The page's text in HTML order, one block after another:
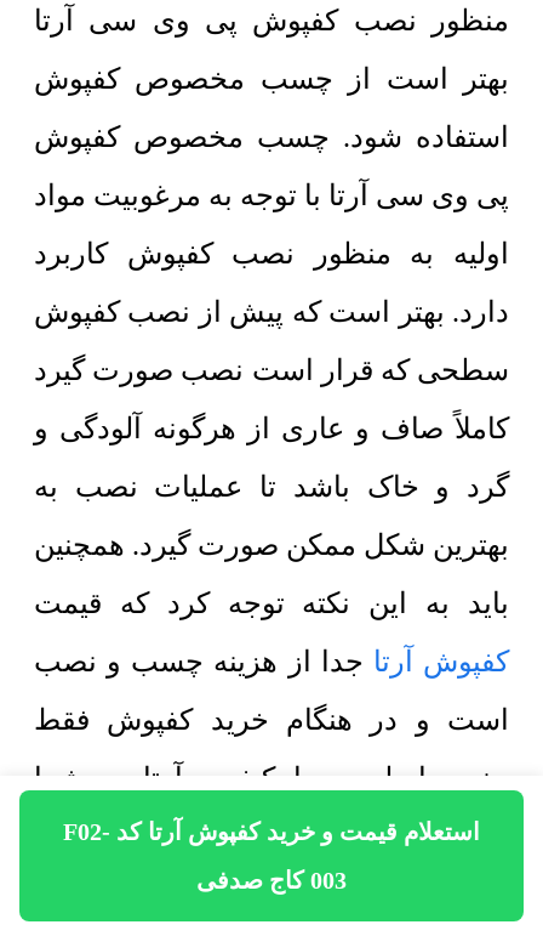
استعلام قیمت و خرید کفپوش آرتا کد F02-
003 کاج صدفی
منظور نصب کفپوش پی وی سی آرتا
بهتر است از چسب مخصوص کفپوش
استفاده شود. چسب مخصوص کفپوش
پی وی سی آرتا با توجه به مرغوبیت مواد
اولیه به منظور نصب کفپوش کاربرد
دارد. بهتر است که پیش از نصب کفپوش
سطحی که قرار است نصب صورت گیرد
کاملاً صاف و عاری از هرگونه آلودگی و
گرد و خاک باشد تا عملیات نصب به
بهترین شکل ممکن صورت گیرد. همچنین
باید به این نکته توجه کرد که قیمت
کفپوش آرتا جدا از هزینه چسب و نصب
است و در هنگام خرید کفپوش فقط
جنس اصلی و با کیفیت آرتا به شما
تحویل خواهد شد و شما باید نصب به
پرداخت هزینه چسب به صورت جداگانه